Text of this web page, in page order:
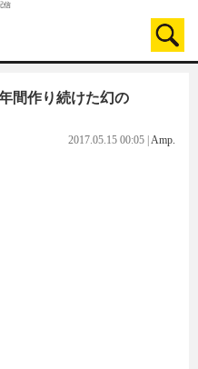
信
間作り続けた幻の
2017.05.15 00:05 Amp.